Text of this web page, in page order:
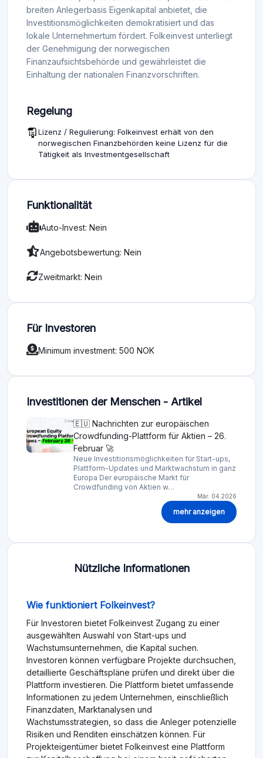
breiten Anlegerbasis Eigenkapital anbietet, die
Investitionsmöglichkeiten demokratisiert und das
lokale Unternehmertum fördert. Folkeinvest unterliegt
der Genehmigung der norwegischen
Finanzaufsichtsbehörde und gewährleistet die
Einhaltung der nationalen Finanzvorschriften.
Regelung
Lizenz / Regulierung: Folkeinvest erhält von den
norwegischen Finanzbehörden keine Lizenz für die
Tätigkeit als Investmentgesellschaft
Funktionalität
Auto-Invest: Nein
Angebotsbewertung: Nein
Zweitmarkt: Nein
Für Investoren
Minimum investment: 500 NOK
Investitionen der Menschen - Artikel
🇪🇺 Nachrichten zur europäischen
Crowdfunding-Plattform für Aktien – 26.
Februar 🚀
Neue Investitionsmöglichkeiten für Start-ups,
Plattform-Updates und Marktwachstum in ganz
Europa Der europäische Markt für
Crowdfunding von Aktien w…
Mär. 04.2026
mehr anzeigen
Nützliche Informationen
Wie funktioniert Folkeinvest?
Für Investoren bietet Folkeinvest Zugang zu einer
ausgewählten Auswahl von Start-ups und
Wachstumsunternehmen, die Kapital suchen.
Investoren können verfügbare Projekte durchsuchen,
detaillierte Geschäftspläne prüfen und direkt über die
Plattform investieren. Die Plattform bietet umfassende
Informationen zu jedem Unternehmen, einschließlich
Finanzdaten, Marktanalysen und
Wachstumsstrategien, so dass die Anleger potenzielle
Risiken und Renditen einschätzen können. Für
Projekteigentümer bietet Folkeinvest eine Plattform